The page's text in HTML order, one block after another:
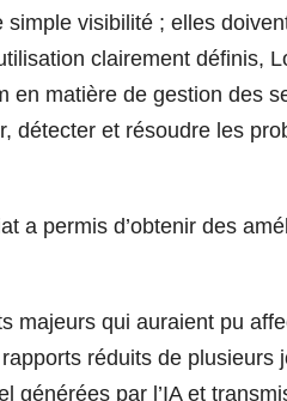
simple visibilité ; elles
clairement définis,
en matière de gestion des
détecter et résoudre les
a permis d’obtenir des
majeurs qui auraient pu
réduits de plusieurs
générées par l’IA et